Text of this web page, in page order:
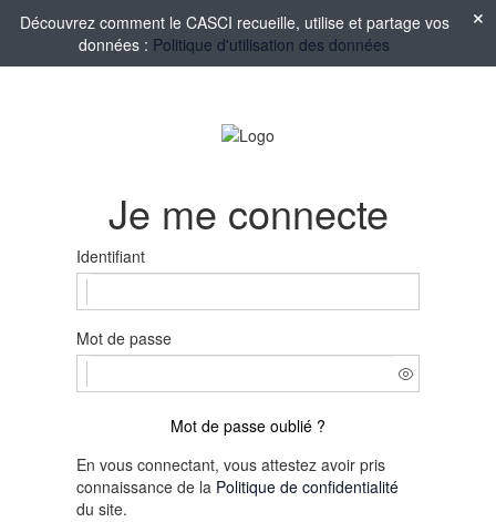
Découvrez comment le CASCI recueille, utilise et partage vos
données : Politique d'utilisation des données
Je me connecte
Identifiant
Mot de passe
Mot de passe oublié ?
En vous connectant, vous attestez avoir pris
connaissance de la Politique de confidentialité
du site.